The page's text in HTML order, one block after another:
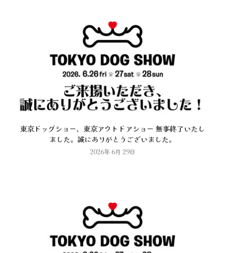
東京ドッグショー、東京アウトドアショー 無事終了いたし
ました。誠にありがとうございました。
2026年 6月 29日